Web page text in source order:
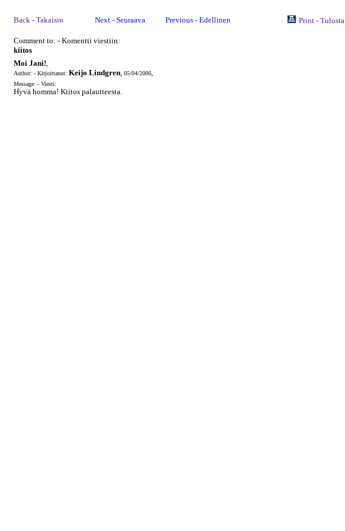
Back - Takaisin Next - Seuraava Previous - Edellinen Print - Tulosta
Comment to: - Komentti viestiin:
kiitos
Moi Jani!,
Author: - Kirjoittanut: Keijo Lindgren, 05/04/2006,
Message: - Viesti:
Hyvä homma! Kiitos palautteesta.